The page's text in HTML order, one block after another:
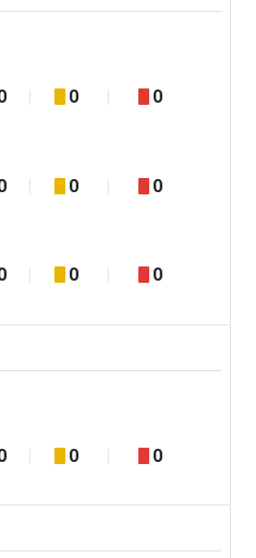
0 0
0 0
0 0
0 0